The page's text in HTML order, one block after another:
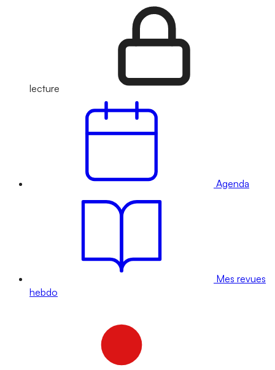
lecture
Agenda
Mes revues
hebdo